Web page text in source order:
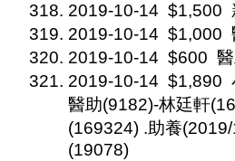
2019-10-14 $1,500
2019-10-14 $1,000
2019-10-14 $600
2019-10-14 $1,890
醫助(9182)-林廷軒
(169324) .助養
(19078)